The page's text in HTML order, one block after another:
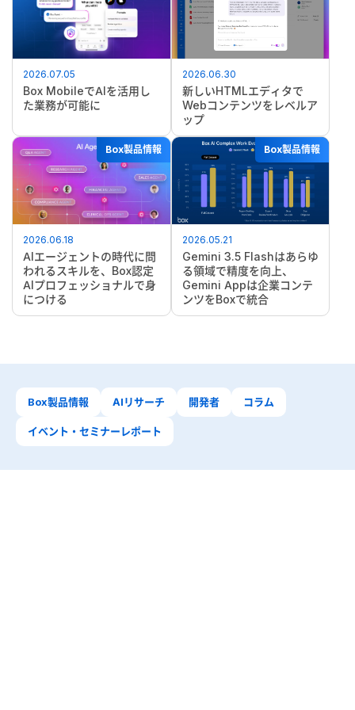
2026.07.05
Box MobileでAIを活用し
た業務が可能に
2026.06.30
新しいHTMLエディタで
Webコンテンツをレベルア
ップ
Box製品情報
2026.06.18
AIエージェントの時代に問
われるスキルを、Box認定
AIプロフェッショナルで身
につける
Box製品情報
2026.05.21
Gemini 3.5 Flashはあらゆ
る領域で精度を向上、
Gemini Appは企業コンテ
ンツをBoxで統合
Box製品情報 AIリサーチ 開発者 コラム
イベント・セミナーレポート